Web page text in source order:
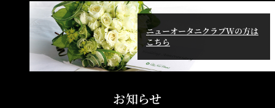
ニューオータニクラブWの方は
こちら
お知らせ